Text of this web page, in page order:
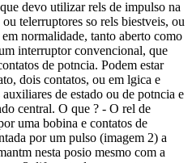
devo utilizar rels de impulso na
telerruptores so rels biestveis, ou
normalidade, tanto aberto como
interruptor convencional, que
de potncia. Podem estar
dois contatos, ou em lgica e
de estado ou de potncia e
central. O que ? - O rel de
uma bobina e contatos de
por um pulso (imagem 2) a
nesta posio mesmo com a